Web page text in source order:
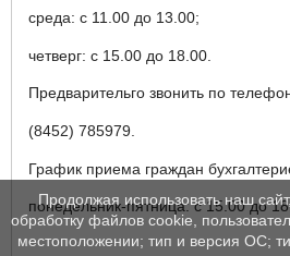
среда: с 11.00 до 13.00;
четверг: с 15.00 до 18.00.
Предварительго звонить по
(8452) 785979.
График приема граждан
понедельник-пятница: с 15.00 до
Продолжая использовать наш
обработку файлов cookie,
местоположении; тип и версия ОС;